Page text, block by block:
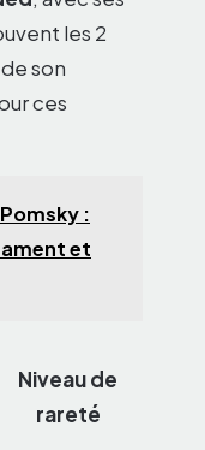
les 2
son
ces
:
et
Niveau de
rareté